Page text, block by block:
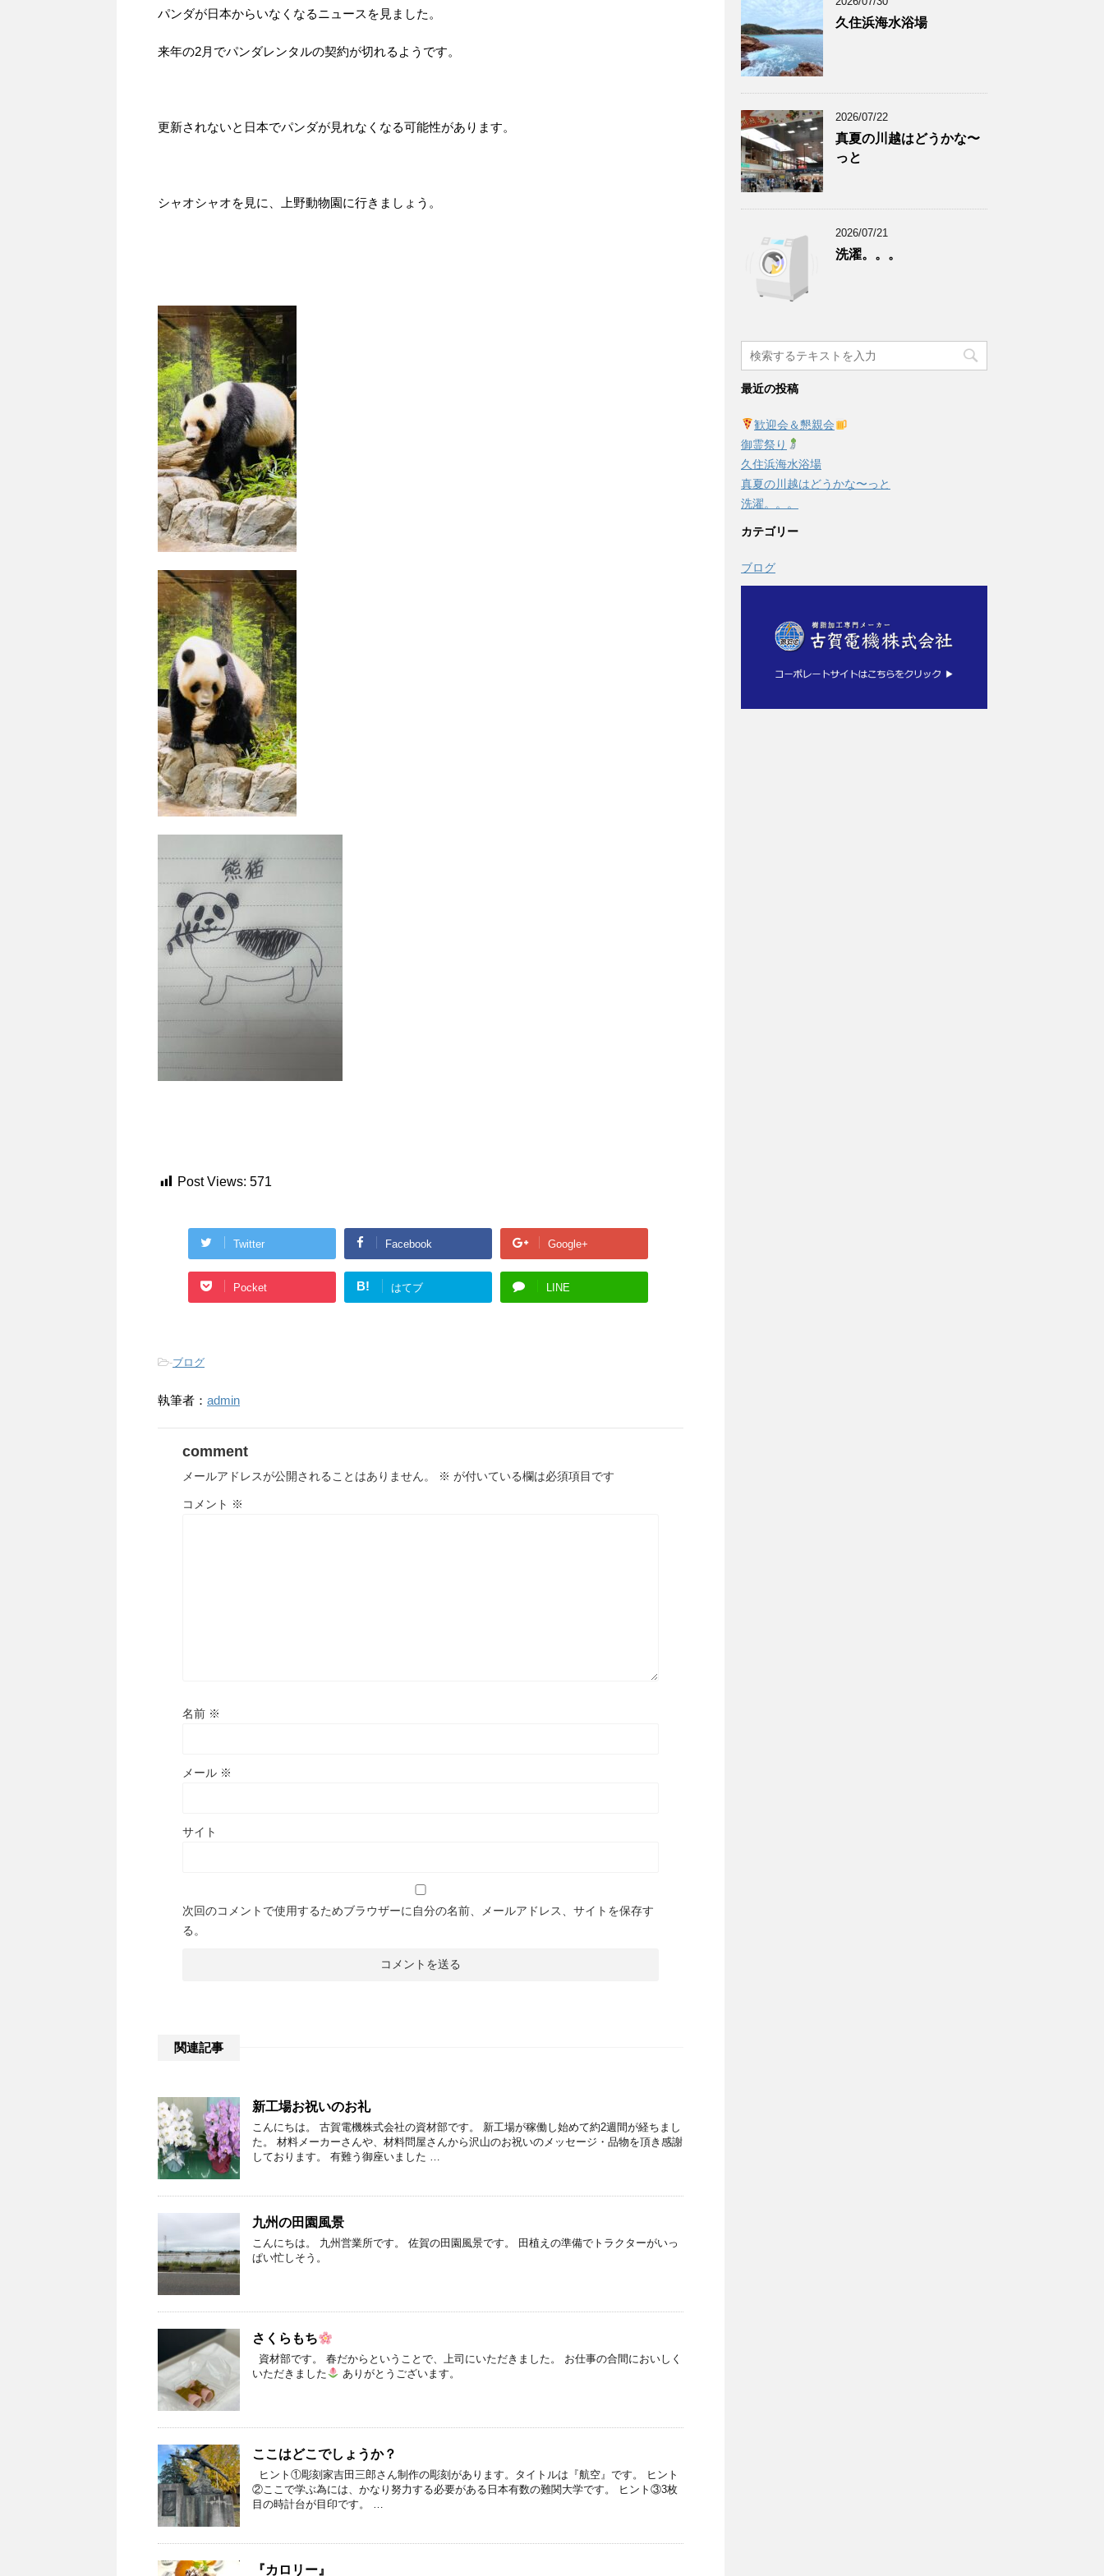
パンダが日本からいなくなるニュースを見ました。
来年の2月でパンダレンタルの契約が切れるようです。
更新されないと日本でパンダが見れなくなる可能性があります。
シャオシャオを見に、上野動物園に行きましょう。
Post Views: 571
Twitter Facebook Google+
Pocket B! はてブ LINE
-ブログ
執筆者： admin
comment
メールアドレスが公開されることはありません。 ※ が付いている欄は必須項目です
コメント ※
名前 ※
メール ※
サイト
次回のコメントで使用するためブラウザーに自分の名前、メールアドレス、サイトを保存す
る。
関連記事
新工場お祝いのお礼
こんにちは。 古賀電機株式会社の資材部です。 新工場が稼働し始めて約2週間が経ちまし
た。 材料メーカーさんや、材料問屋さんから沢山のお祝いのメッセージ・品物を頂き感謝
しております。 有難う御座いました …
九州の田園風景
こんにちは。 九州営業所です。 佐賀の田園風景です。 田植えの準備でトラクターがいっ
ぱい忙しそう。
さくらもち
資材部です。 春だからということで、上司にいただきました。 お仕事の合間においしく
いただきました
ありがとうございます。
ここはどこでしょうか？
ヒント①彫刻家吉田三郎さん制作の彫刻があります。タイトルは『航空』です。 ヒント
②ここで学ぶ為には、かなり努力する必要がある日本有数の難関大学です。 ヒント③3枚
目の時計台が目印です。 …
『カロリー』
久住浜海水浴場
2026/07/22
真夏の川越はどうかな〜
っと
2026/07/21
洗濯。。。
最近の投稿
歓迎会＆懇親会
御霊祭り
久住浜海水浴場
真夏の川越はどうかな〜っと
洗濯。。。
カテゴリー
ブログ